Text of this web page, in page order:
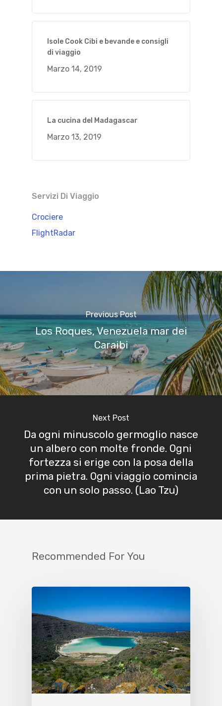
Isole Cook Cibi e bevande e consigli
di viaggio
Marzo 14, 2019
La cucina del Madagascar
Marzo 13, 2019
Servizi Di Viaggio
Crociere
FlightRadar
Previous Post
Los Roques, Venezuela mar dei
Caraibi
Next Post
Da ogni minuscolo germoglio nasce
un albero con molte fronde. Ogni
fortezza si erige con la posa della
prima pietra. Ogni viaggio comincia
con un solo passo. (Lao Tzu)
Recommended For You